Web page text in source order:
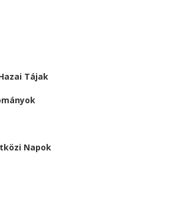
Tájak
Napok